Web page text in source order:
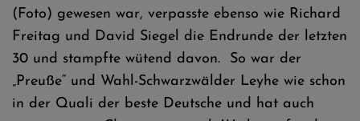
(Foto) gewesen war, verpasste ebenso wie Richard
Freitag und David Siegel die Endrunde der letzten
30 und stampfte wütend davon. So war der
„Preuße“ und Wahl-Schwarzwälder Leyhe wie schon
in der Quali der beste Deutsche und hat auch